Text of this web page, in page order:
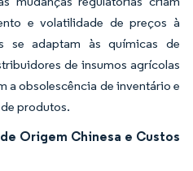
e volatilidade de preços à
se adaptam às químicas de
de insumos agrícolas
a obsolescência de inventário e
produtos.
Origem Chinesa e Custos